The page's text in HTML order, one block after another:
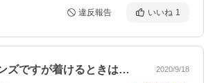
違反報告 いいね 1
かなり薄いレンズですが着けるときは比較… 2020/9/18